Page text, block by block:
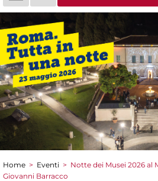
Tu sei qui
Home > Eventi > Notte dei Musei 2026 al
Giovanni Barracco